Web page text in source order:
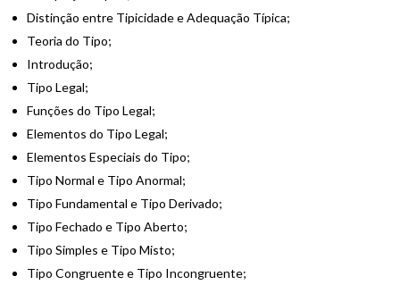
Distinção entre Tipicidade e Adequação Típica;
Teoria do Tipo;
Introdução;
Tipo Legal;
Funções do Tipo Legal;
Elementos do Tipo Legal;
Elementos Especiais do Tipo;
Tipo Normal e Tipo Anormal;
Tipo Fundamental e Tipo Derivado;
Tipo Fechado e Tipo Aberto;
Tipo Simples e Tipo Misto;
Tipo Congruente e Tipo Incongruente;